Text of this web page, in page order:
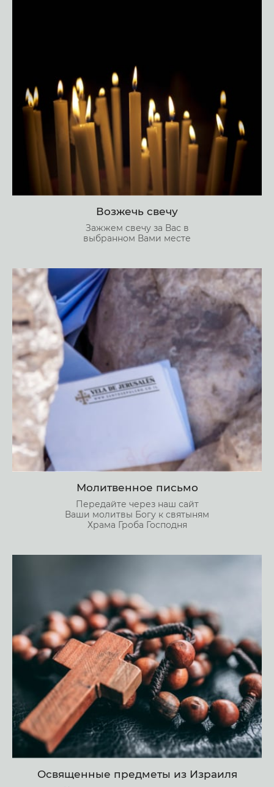
Возжечь свечу
Зажжем свечу за Вас в
выбранном Вами месте
Молитвенное письмо
Передайте через наш сайт
Ваши молитвы Богу к святыням
Храма Гроба Господня
Освященные предметы из Израиля